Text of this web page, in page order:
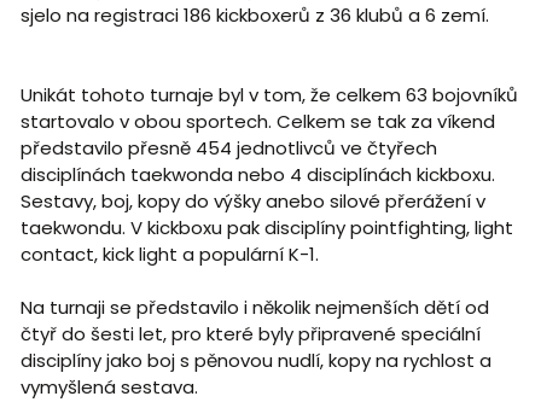
sjelo na registraci 186 kickboxerů z 36 klubů a 6 zemí.
Unikát tohoto turnaje byl v tom, že celkem 63 bojovníků
startovalo v obou sportech. Celkem se tak za víkend
představilo přesně 454 jednotlivců ve čtyřech
disciplínách taekwonda nebo 4 disciplínách kickboxu.
Sestavy, boj, kopy do výšky anebo silové přerážení v
taekwondu. V kickboxu pak disciplíny pointfighting, light
contact, kick light a populární K-1.
Na turnaji se představilo i několik nejmenších dětí od
čtyř do šesti let, pro které byly připravené speciální
disciplíny jako boj s pěnovou nudlí, kopy na rychlost a
vymyšlená sestava.